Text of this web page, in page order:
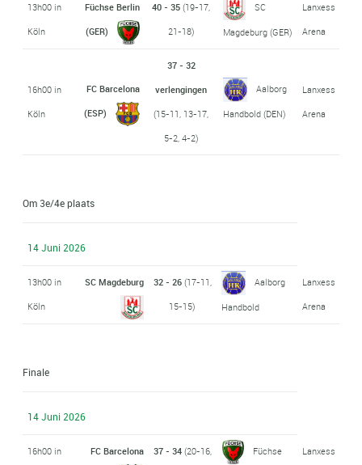
13h00 in
Köln
Füchse Berlin
(GER)
40 - 35 (19-17,
21-18)
SC
Magdeburg (GER)
Lanxess
Arena
16h00 in
Köln
FC Barcelona
(ESP)
37 - 32
verlengingen
(15-11, 13-17,
5-2, 4-2)
Aalborg
Handbold (DEN)
Lanxess
Arena
Om 3e/4e plaats
14 Juni 2026
13h00 in
Köln
SC Magdeburg 32 - 26(17-11,
15-15)
Aalborg
Handbold
Lanxess
Arena
Finale
14 Juni 2026
16h00 in
FC Barcelona 37 - 34 (20-16,
Füchse
Lanxess